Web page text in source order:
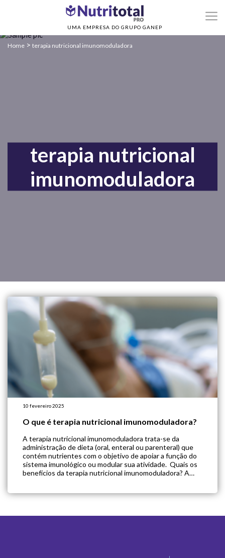
UMA EMPRESA DO GRUPO GANEP
Home > terapia nutricional imunomoduladora
terapia nutricional
imunomoduladora
10 fevereiro 2025
O que é terapia nutricional imunomoduladora?
A terapia nutricional imunomoduladora trata-se da
administração de dieta (oral, enteral ou parenteral) que
contém nutrientes com o objetivo de apoiar a função do
sistema imunológico ou modular sua atividade. Quais os
benefícios da terapia nutricional imunomoduladora? A
contexto cirúrgico, demonstrou reduzir […]